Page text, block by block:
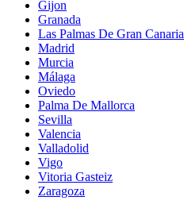
Gijon
Granada
Las Palmas De Gran Canaria
Madrid
Murcia
Málaga
Oviedo
Palma De Mallorca
Sevilla
Valencia
Valladolid
Vigo
Vitoria Gasteiz
Zaragoza